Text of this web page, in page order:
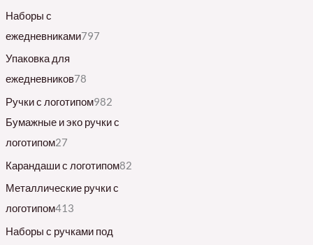
Наборы с
ежедневниками797
Упаковка для
ежедневников78
Ручки с логотипом982
Бумажные и эко ручки с
логотипом27
Карандаши с логотипом82
Металлические ручки с
логотипом413
Наборы с ручками под